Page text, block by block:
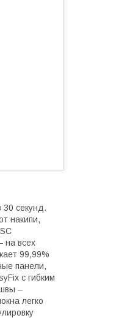
секунд.
накипи,
на всех
99,99%
панели,
с гибким
–
легко